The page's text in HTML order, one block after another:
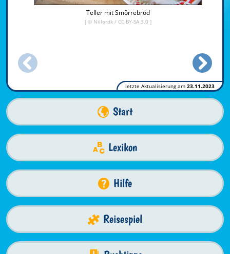
Teller mit Smörrebröd
[ © Nillerdk / CC BY-SA 3.0 ]
letzte Aktualisierung am 23.11.2023
Start
Lexikon
Hilfe
Reisespiel